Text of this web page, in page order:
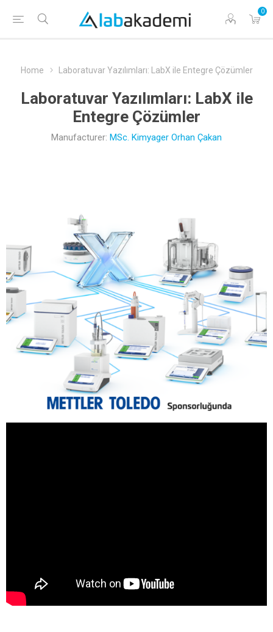
0
Home Laboratuvar Yazılımları: LabX ile Entegre Çözümler
Laboratuvar Yazılımları: LabX ile
Entegre Çözümler
Manufacturer: MSc. Kimyager Orhan Çakan